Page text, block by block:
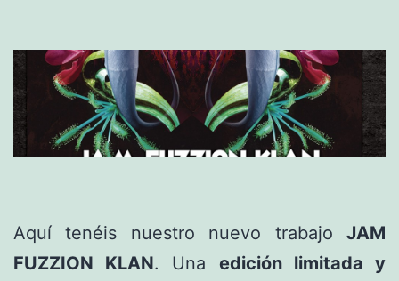
Aquí tenéis nuestro nuevo trabajo JAM
FUZZION KLAN. Una edición limitada y